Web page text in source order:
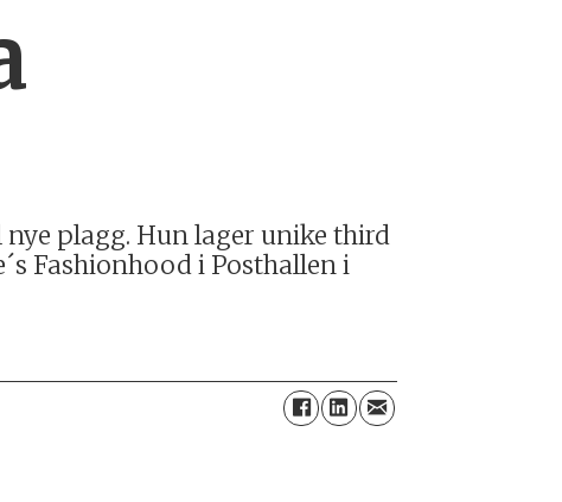
plagg. Hun lager unike third
Fashionhood i Posthallen i